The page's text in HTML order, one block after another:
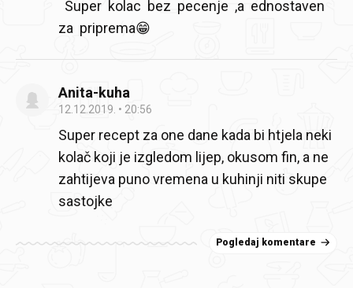
Super kolac bez pecenje ,a ednostaven
za priprema😁
Anita-kuha
12.12.2019. 20:56
Super recept za one dane kada bi htjela neki
kolač koji je izgledom lijep, okusom fin, a ne
zahtijeva puno vremena u kuhinji niti skupe
sastojke
Pogledaj komentare